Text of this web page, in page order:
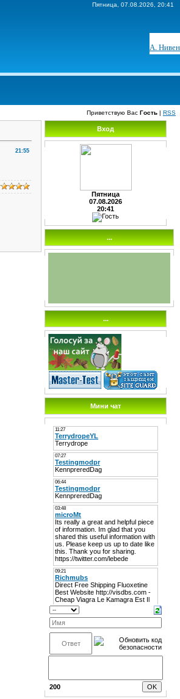
Пятница, 07.08.2026, 20:41
А. Нивен
Приветствую Вас Гость | RSS
21:55
Вход
Пятница
07.08.2026
20:41
...
...
Мини чат
200